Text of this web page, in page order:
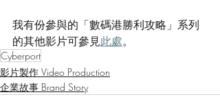
我有份參與的「數碼港勝利攻略」系列
的其他影片可參見此處。
Cyberport
影片製作 Video Production
企業故事 Brand Story